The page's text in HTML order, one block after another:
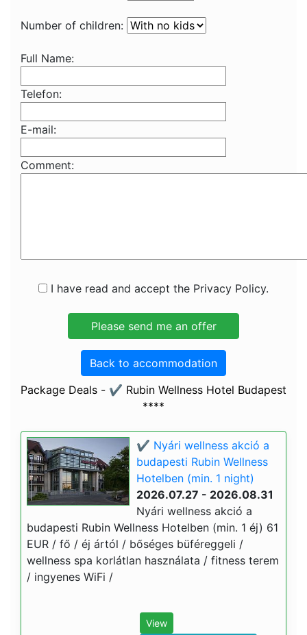
Number of children:
Full Name:
Telefon:
E-mail:
Comment:
I have read and accept the Privacy Policy.
Back to accommodation
Package Deals - ✔️ Rubin Wellness Hotel Budapest
****
✔️ Nyári wellness akció a
budapesti Rubin Wellness
Hotelben (min. 1 night)
2026.07.27 - 2026.08.31
Nyári wellness akció a
budapesti Rubin Wellness Hotelben (min. 1 éj) 61
EUR / fő / éj ártól / bőséges büféreggeli /
wellness spa korlátlan használata / fitness terem
/ ingyenes WiFi /
View